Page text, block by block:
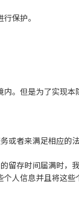
保护。
。但是为了实现
者来满足相应的
存时间届满时
人信息并且将这些